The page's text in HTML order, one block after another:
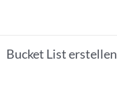
Bucket List erstellen